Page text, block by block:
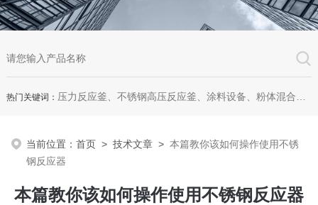
热门关键词： 压力反应釜、不锈钢高压反应釜、涂料设备、粉体混合机、双行星混合机、卧式砂磨机、实验室砂磨机
当前位置：首页 >技术文章 >本篇教你该如何操作使用不锈
钢反应器
本篇教你该如何操作使用不锈钢反应器